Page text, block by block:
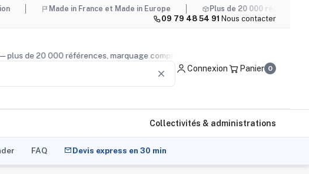
Made in France et Made in Europe
Plus de 20 000 références,
09 79 48 54 91 · Nous contacter
— plus de 20 000 références, marquage compris
clear Connexion Panier 0
Collectivités & administrations
FAQ Devis express en 30 min